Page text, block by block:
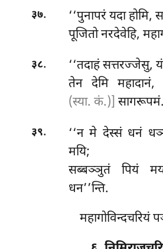
३७. ‘‘पुनापरंयदा होमि,
पूजितो नरदेवेहि,
३८.
‘‘तदाहं सत्तरज्जेसु,
तेन देमि
(स्या. कं.)] सागरूपमं.
३९. ‘‘नमे देस्सं धनं
मयि;
सब्बञ्ञुतं पियं
धन’’न्ति.
महागोविन्दचरियं